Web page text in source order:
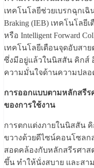
เทคโนโลยีช่วยเบรกฉุกเฉิ
Braking (IEB) เทคโนโล
หรือ Intelligent Forward
เทคโนโลยีเตือนจุดอับสาย
ซึ่งมีอยู่แล้วในนิสสัน คิกส์
ความมั่นใจด้านความปลอ
การออกแบบตามหลักสรีร
ของการใช้งาน
การตกแต่งภายในนิสสัน
ขวางด้วยดีไซน์คอนโซล
สอดคล้องกับหลักสรีรศาส
ขึ้น ทำให้นั่งสบาย และสา